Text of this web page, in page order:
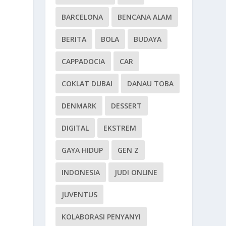
BARCELONA BENCANA ALAM
BERITA BOLA BUDAYA
CAPPADOCIA CAR
COKLAT DUBAI DANAU TOBA
DENMARK DESSERT
DIGITAL EKSTREM
GAYA HIDUP GEN Z
INDONESIA JUDI ONLINE
JUVENTUS
KOLABORASI PENYANYI